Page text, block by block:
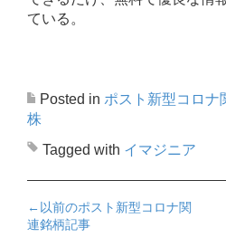
ている。
Posted in ポスト新型コロナ
株
Tagged with イマジニア
Posts navigation
← 以前のポスト新型コロナ関
連銘柄記事